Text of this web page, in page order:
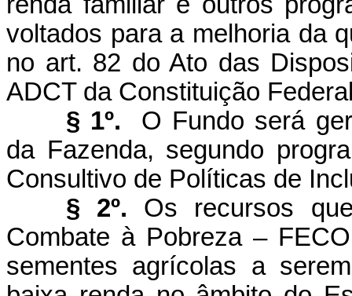
voltados para a melhoria da
no art. 82 do Ato das
ADCT da Constituição
§ 1º.
O Fundo será
da Fazenda, segundo
Consultivo de Políticas de
§ 2º. Os recursos
Combate à Pobreza –
sementes agrícolas a